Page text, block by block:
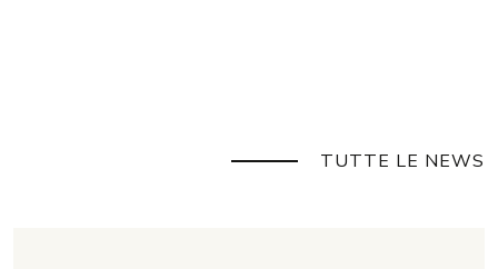
TUTTE LE NEWS